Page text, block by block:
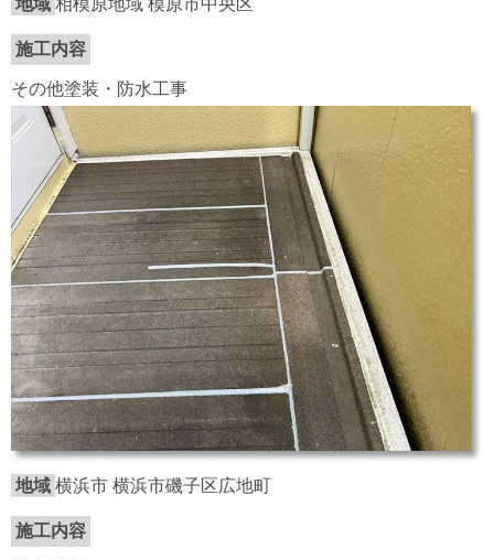
地域 相模原地域 模原市中央区
施工内容
その他塗装・防水工事
地域 横浜市 横浜市磯子区広地町
施工内容